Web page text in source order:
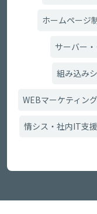
ホームページ
サーバー
組み込み
WEBマーケティング
情シス・社内IT支援